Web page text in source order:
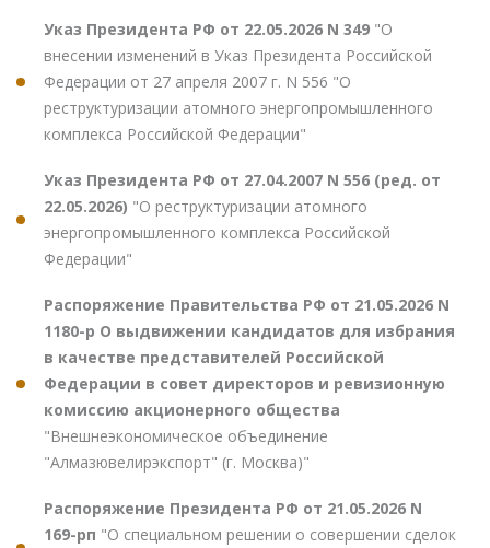
Указ Президента РФ от 22.05.2026 N 349 "О
внесении изменений в Указ Президента Российской
Федерации от 27 апреля 2007 г. N 556 "О
реструктуризации атомного энергопромышленного
комплекса Российской Федерации"
Указ Президента РФ от 27.04.2007 N 556 (ред. от
22.05.2026) "О реструктуризации атомного
энергопромышленного комплекса Российской
Федерации"
Распоряжение Правительства РФ от 21.05.2026 N
1180-р О выдвижении кандидатов для избрания
в качестве представителей Российской
Федерации в совет директоров и ревизионную
комиссию акционерного общества
"Внешнеэкономическое объединение
"Алмазювелирэкспорт" (г. Москва)"
Распоряжение Президента РФ от 21.05.2026 N
169-рп "О специальном решении о совершении сделок